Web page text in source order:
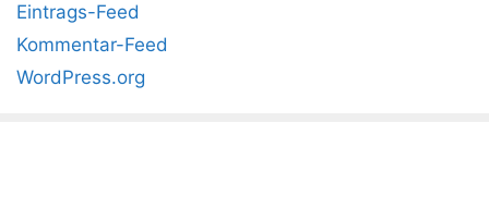
Eintrags-Feed
Kommentar-Feed
WordPress.org